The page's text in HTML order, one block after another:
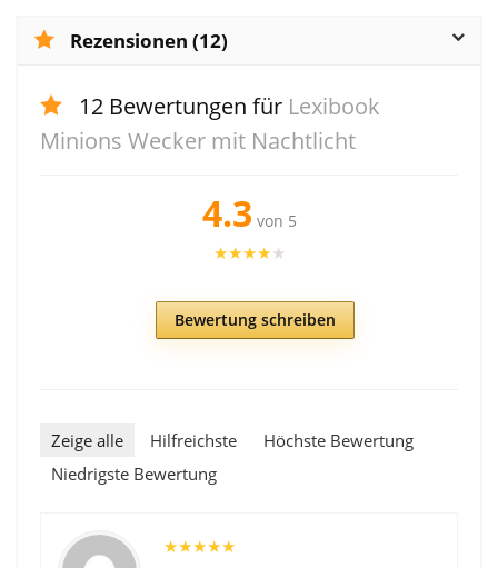
Rezensionen (12)
12 Bewertungen für Lexibook
Minions Wecker mit Nachtlicht
4.3 von 5
★★★★★
Bewertung schreiben
Zeige alle Hilfreichste
Höchste Bewertung
Niedrigste Bewertung
★★★★★